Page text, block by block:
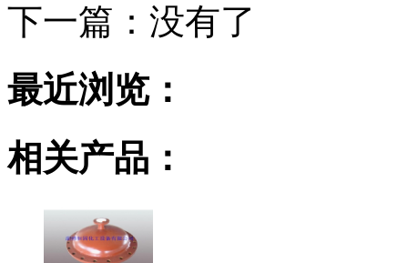
下一篇： 没有了
最近浏览：
相关产品：